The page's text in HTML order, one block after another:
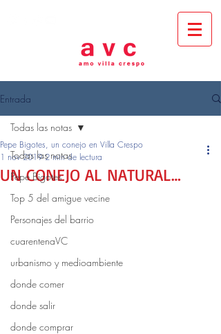
Entrada
Todas las notas
Pepe Bigotes
Top 5 del amigue vecine
Personajes del barrio
cuarentenaVC
urbanismo y medioambiente
donde comer
donde salir
donde comprar
Todas las notas
UN CONEJO AL NATURAL…
Pepe Bigotes, un conejo en Villa Crespo
1 nov 2019 2 min de lectura